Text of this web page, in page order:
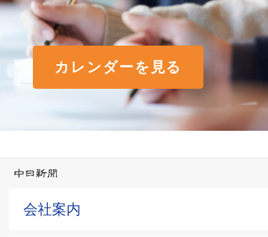
カレンダーを見る
会社案内